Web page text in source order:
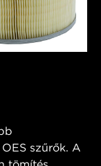
szűrők. A